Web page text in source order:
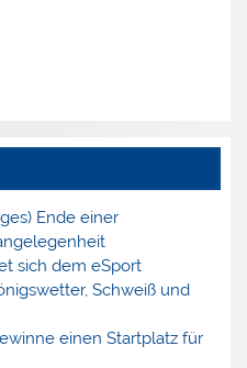
Ende einer
sich dem eSport
Schweiß und
einen Startplatz für